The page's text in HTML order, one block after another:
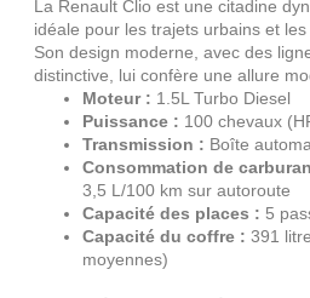
La Renault Clio est une citadine
idéale pour les trajets urbains et
Son design moderne, avec des
distinctive, lui confère une allure
Moteur : 1.5L Turbo Diesel
Puissance : 100 chevaux
Transmission : Boîte
Consommation de
3,5 L/100 km sur autoroute
Capacité des places : 5
Capacité du coffre : 391
moyennes)